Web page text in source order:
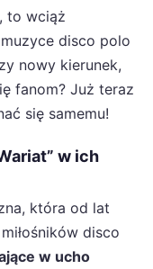
to wciąż
disco polo
nowy kierunek,
fanom? Już teraz
się samemu!
w ich
która od lat
disco
w ucho